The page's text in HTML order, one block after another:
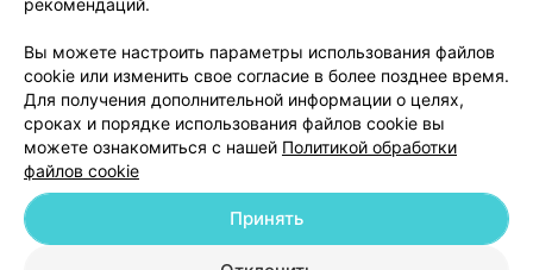
Обработка персональных данных
© 2026 ООО «Артокс Лаб», УНП 191700409
| 220012, Республика Беларусь,
г. Минск, улица Толбухина, 2, пом. 16 | help@103.by
рекомендаций.
Вы можете настроить параметры использования файлов
cookie или изменить свое согласие в более позднее время.
Для получения дополнительной информации о целях,
сроках и порядке использования файлов cookie вы
можете ознакомиться с нашей Политикой обработки
файлов cookie
Принять